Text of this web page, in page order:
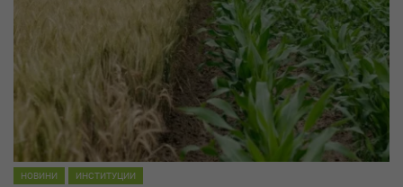
НОВИНИ ИНСТИТУЦИИ